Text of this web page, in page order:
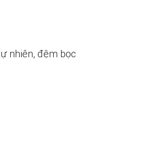
nhiên, đệm bọc